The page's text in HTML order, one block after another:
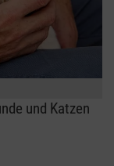
und Katzen